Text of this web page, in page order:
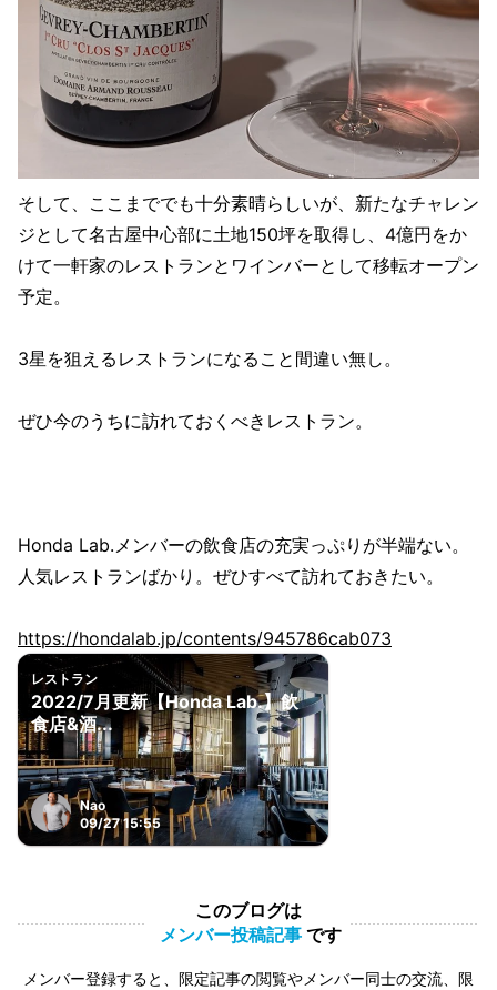
そして、ここまででも十分素晴らしいが、新たなチャレン
ジとして名古屋中心部に土地150坪を取得し、4億円をか
けて一軒家のレストランとワインバーとして移転オープン
予定。
3星を狙えるレストランになること間違い無し。
ぜひ今のうちに訪れておくべきレストラン。
Honda Lab.メンバーの飲食店の充実っぷりが半端ない。
人気レストランばかり。ぜひすべて訪れておきたい。
https://hondalab.jp/contents/945786cab073
レストラン
2022/7月更新【Honda Lab.】飲
食店&酒...
Nao
09/27 15:55
このブログは
メンバー投稿記事 です
メンバー登録すると、限定記事の閲覧やメンバー同士の交流、限